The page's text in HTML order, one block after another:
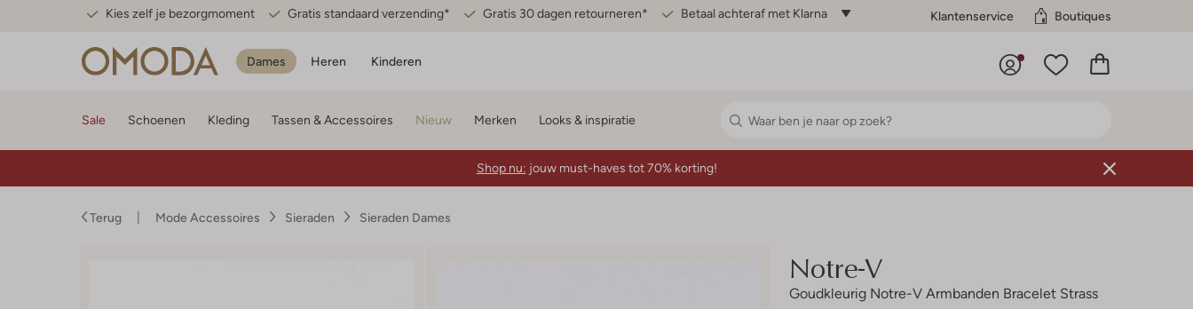
Kies zelf je bezorgmoment Gratis standaard verzending* Gratis 30 dagen retourneren* Betaal achteraf met Klarna Klantenservice Boutiques
Dames Heren Kinderen
Sale Schoenen Kleding Tassen & Accessoires Nieuw Merken Looks & inspiratie
Shop nu: jouw must-haves tot 70% korting!
Terug Mode Accessoires Sieraden Sieraden Dames
Notre-V
Goudkleurig Notre-V Armbanden Bracelet Strass